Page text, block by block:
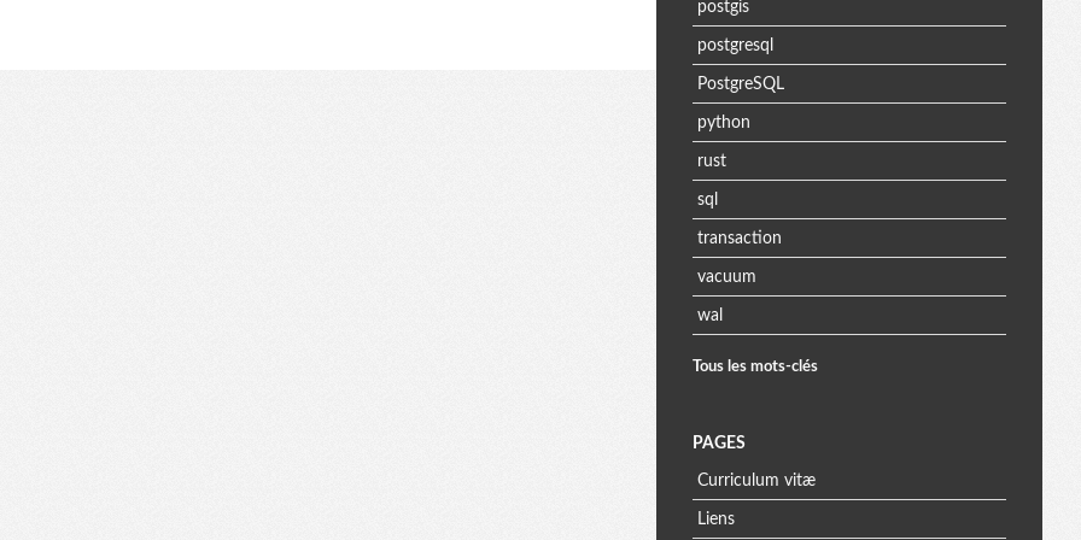
postgis
postgresql
PostgreSQL
python
rust
sql
transaction
vacuum
wal
Tous les mots-clés
PAGES
Curriculum vitæ
Liens